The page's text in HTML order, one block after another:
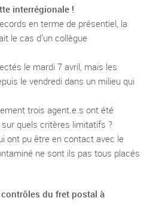
interrégionale !
en terme de présentiel, la
le cas d’un collègue
le mardi 7 avril, mais les
le vendredi dans un milieu qui
trois agent.e.s ont été
quels critères limitatifs ?
ont pu être en contact avec le
ne sont ils pas tous placés
du fret postal à